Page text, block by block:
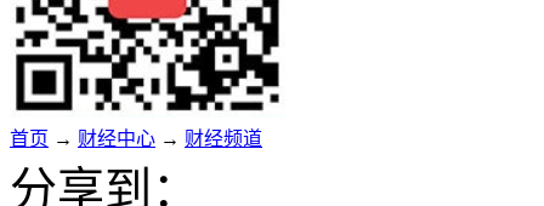
首页 → 财经中心 → 财经频道
分享到：